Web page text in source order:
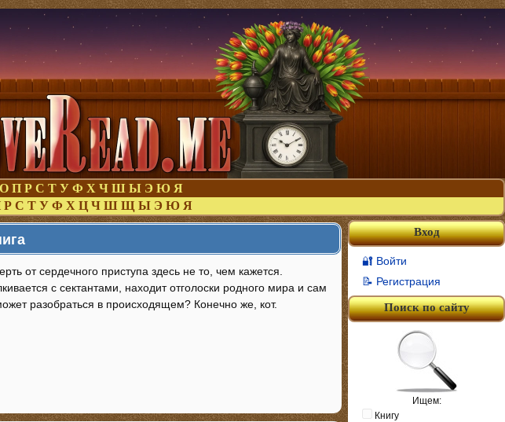
О П Р С Т У Ф Х Ч Ш Ы Э Ю Я
Р С Т У Ф Х Ц Ч Ш Щ Ы Э Ю Я
от сердечного приступа здесь не то, чем кажется.
с сектантами, находит отголоски родного мира и сам
разобраться в происходящем? Конечно же, кот.
Вход
🔐 Войти
📝 Регистрация
Поиск по сайту
Ищем:
Книгу